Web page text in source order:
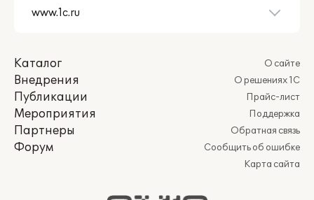
Каталог
Внедрения
Публикации
Мероприятия
Партнеры
Форум
О сайте
О решениях 1С
Прайс-лист
Поддержка
Обратная связь
Сообщить об ошибке
Карта сайта